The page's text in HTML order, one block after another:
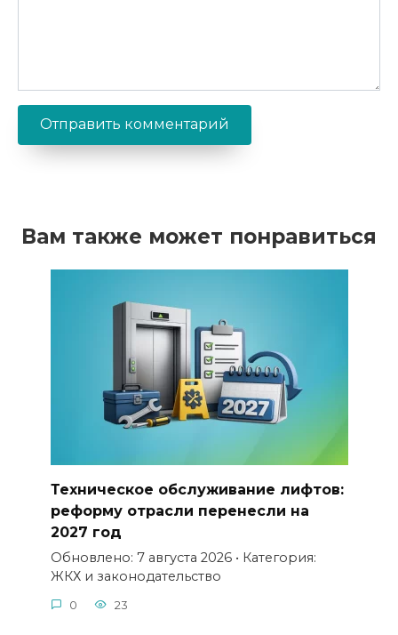
Вам также может понравиться
Техническое обслуживание лифтов:
реформу отрасли перенесли на
2027 год
Обновлено: 7 августа 2026 • Категория:
ЖКХ и законодательство
0 23